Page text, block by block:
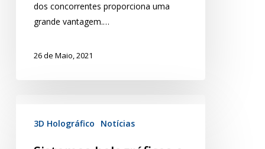
dos concorrentes proporciona uma
grande vantagem.…
26 de Maio, 2021
3D Holográfico Notícias